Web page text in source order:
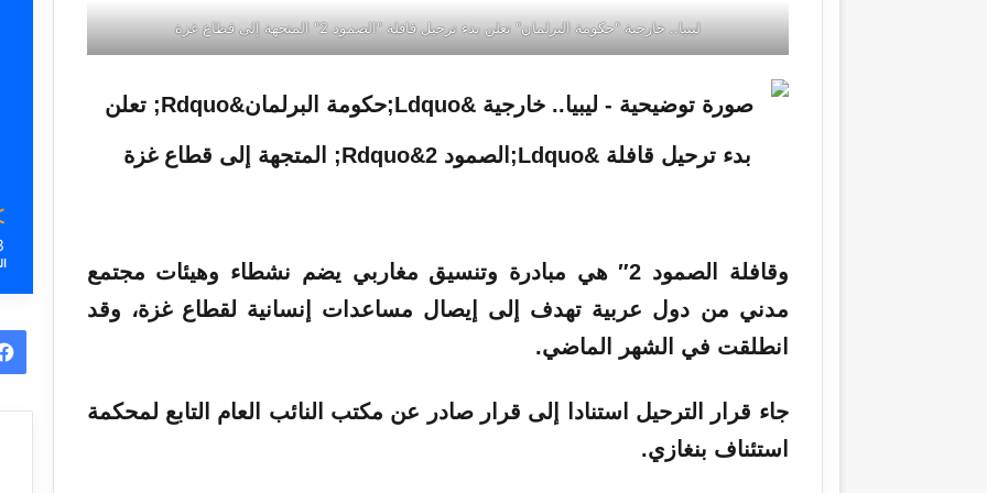
ليبيا.. خارجية "حكومة البرلمان" تعلن بدء ترحيل قافلة "الصمود 2" المتجهة إلى قطاع غزة
وقافلة الصمود 2″ هي مبادرة وتنسيق مغاربي يضم نشطاء وهيئات مجتمع
مدني من دول عربية تهدف إلى إيصال مساعدات إنسانية لقطاع غزة، وقد
انطلقت في الشهر الماضي.
جاء قرار الترحيل استنادا إلى قرار صادر عن مكتب النائب العام التابع لمحكمة
استئناف بنغازي.